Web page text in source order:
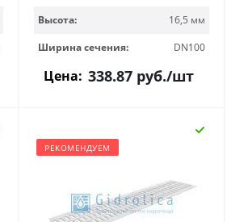
Высота:
16,5 мм
Ширина сечения:
DN100
Цена: 338.87 руб./шт
РЕКОМЕНДУЕМ